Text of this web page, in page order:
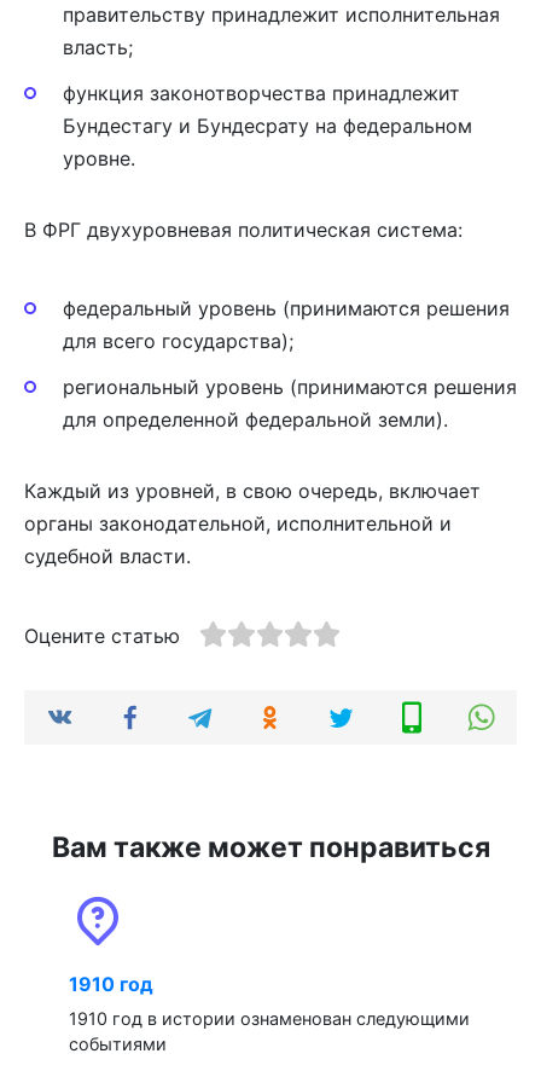
правительству принадлежит исполнительная
власть;
функция законотворчества принадлежит
Бундестагу и Бундесрату на федеральном
уровне.
В ФРГ двухуровневая политическая система:
федеральный уровень (принимаются решения
для всего государства);
региональный уровень (принимаются решения
для определенной федеральной земли).
Каждый из уровней, в свою очередь, включает
органы законодательной, исполнительной и
судебной власти.
Оцените статью
Вам также может понравиться
1910 год
1910 год в истории ознаменован следующими
событиями